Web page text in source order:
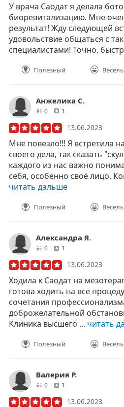
У врача Саодат я делала
биоревитализацию. Мне
результат! Жду следующей
удовольствие общаться с
специалистами! Точно,
Полезный
Анжелика С.
0друзей1
13.06.2023
Мне повезло!!! Я встретила
своего дела, так сказать
каждого из нас важно
себя, особенно своё лицо.
читать дальше
Полезный
Александра Я.
0друзей1
13.06.2023
Ходила к Саодат на
готова ходить на все
сочетания
доброжелательной
Клиника высшего ... читать
Полезный
Валерия Р.
0друзей1
13.06.2023